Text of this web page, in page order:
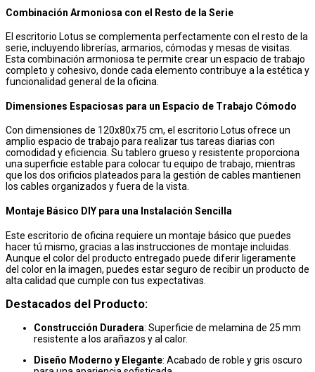
Combinación Armoniosa con el Resto de la Serie
El escritorio Lotus se complementa perfectamente con el resto de la
serie, incluyendo librerías, armarios, cómodas y mesas de visitas.
Esta combinación armoniosa te permite crear un espacio de trabajo
completo y cohesivo, donde cada elemento contribuye a la estética y
funcionalidad general de la oficina.
Dimensiones Espaciosas para un Espacio de Trabajo Cómodo
Con dimensiones de 120x80x75 cm, el escritorio Lotus ofrece un
amplio espacio de trabajo para realizar tus tareas diarias con
comodidad y eficiencia. Su tablero grueso y resistente proporciona
una superficie estable para colocar tu equipo de trabajo, mientras
que los dos orificios plateados para la gestión de cables mantienen
los cables organizados y fuera de la vista.
Montaje Básico DIY para una Instalación Sencilla
Este escritorio de oficina requiere un montaje básico que puedes
hacer tú mismo, gracias a las instrucciones de montaje incluidas.
Aunque el color del producto entregado puede diferir ligeramente
del color en la imagen, puedes estar seguro de recibir un producto de
alta calidad que cumple con tus expectativas.
Destacados del Producto:
Construcción Duradera: Superficie de melamina de 25 mm
resistente a los arañazos y al calor.
Diseño Moderno y Elegante: Acabado de roble y gris oscuro